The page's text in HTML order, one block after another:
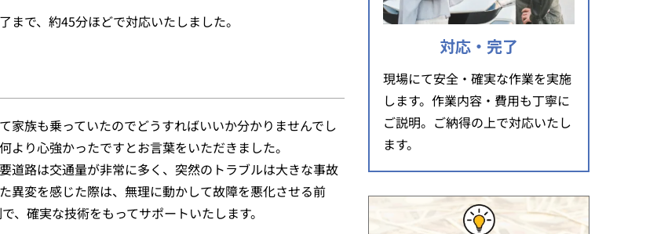
で、約45分ほどで対応いたしました。
族も乗っていたのでどうすればいいか分かりませんでし
り心強かったですとお言葉をいただきました。
道路は交通量が非常に多く、突然のトラブルは大きな事故
異変を感じた際は、無理に動かして故障を悪化させる前
確実な技術をもってサポートいたします。
対応・完了
現場にて安全・確実な作業を実施
します。作業内容・費用も丁寧に
ご説明。ご納得の上で対応いたし
ます。